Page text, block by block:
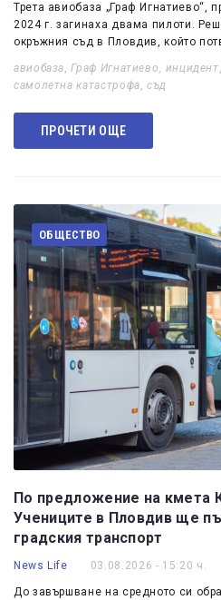
Трета авиобаза „Граф Игнатиево“,
2024 г. загинаха двама пилоти.
окръжния съд в Пловдив, който
авиобаза,Граф Игнатиево, инцидент
самолетна катастрофа,съд
ПРОЧЕТИ ОЩЕ
ОБЩЕСТВО
По предложение на кмета
Учениците в Пловдив ще
градския транспорт
News Life 03.08.2026 - 15:20 ч.
До завършване на средното си